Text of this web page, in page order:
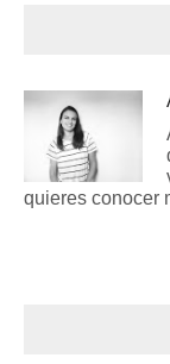
quieres conocer